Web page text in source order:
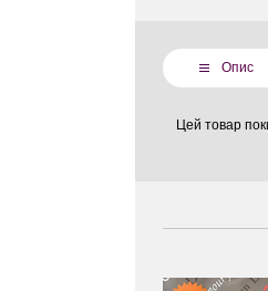
Опис
Цей товар